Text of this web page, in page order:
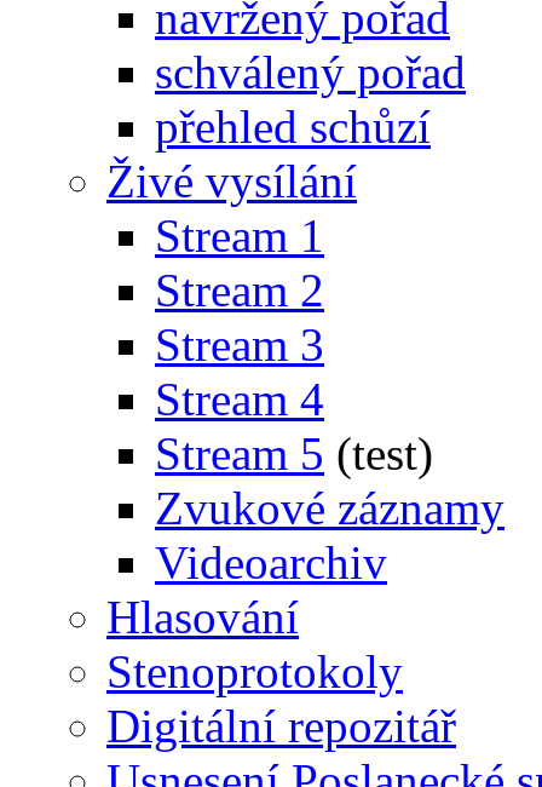
navržený pořad
schválený pořad
přehled schůzí
Živé vysílání
Stream 1
Stream 2
Stream 3
Stream 4
Stream 5 (test)
Zvukové záznamy
Videoarchiv
Hlasování
Stenoprotokoly
Digitální repozitář